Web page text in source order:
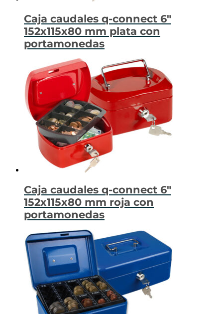
Caja caudales q-connect 6″
152x115x80 mm plata con
portamonedas
Caja caudales q-connect 6″
152x115x80 mm roja con
portamonedas